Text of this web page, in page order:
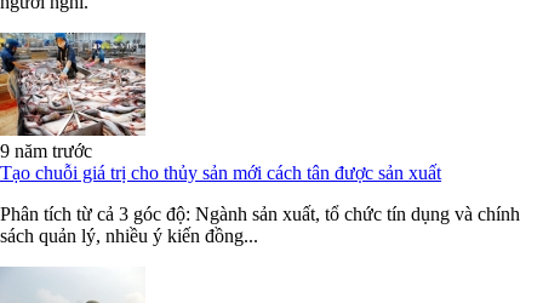
9 năm trước
Tạo chuỗi giá trị cho thủy sản mới cách tân được sản xuất
Phân tích từ cả 3 góc độ: Ngành sản xuất, tổ chức tín dụng và chính
sách quản lý, nhiều ý kiến đồng...